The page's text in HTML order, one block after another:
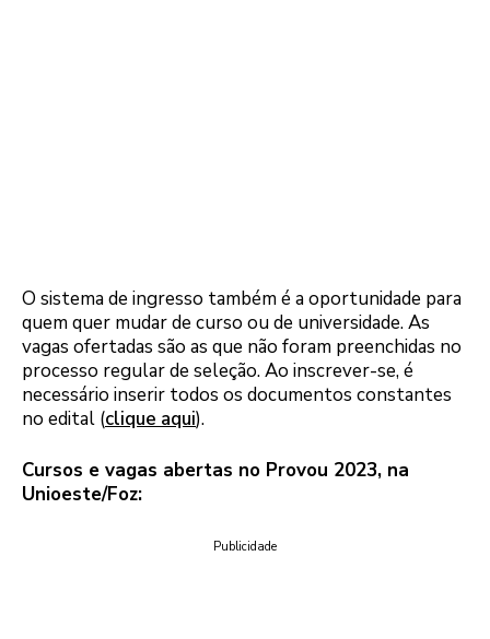
O sistema de ingresso também é a oportunidade para
quem quer mudar de curso ou de universidade. As
vagas ofertadas são as que não foram preenchidas no
processo regular de seleção. Ao inscrever-se, é
necessário inserir todos os documentos constantes
no edital (clique aqui).
Cursos e vagas abertas no Provou 2023, na
Unioeste/Foz:
Publicidade